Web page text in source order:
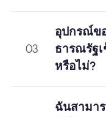
03
อุปกรณ์ข
ธารณรัฐเ
หรือไม่?
ฉันสามา